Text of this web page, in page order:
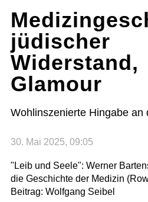
jüdischer
Widerstand,
Glamour
Wohlinszenierte Hingabe an
30. Mai 2025, 09:05
"Leib und Seele": Werner
die Geschichte der Medizin
Beitrag: Wolfgang Seibel